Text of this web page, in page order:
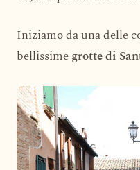
Iniziamo da una delle
bellissimegrotte di